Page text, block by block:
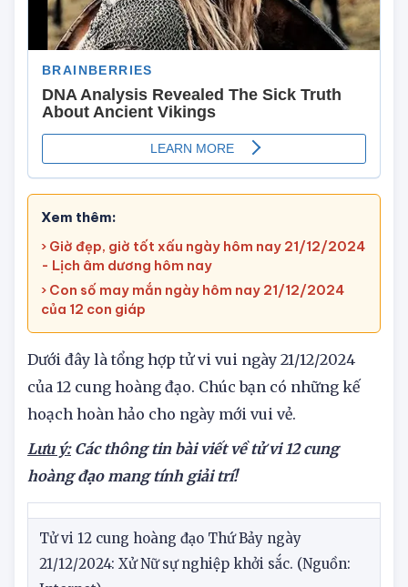
Xem thêm:
› Giờ đẹp, giờ tốt xấu ngày hôm nay 21/12/2024
- Lịch âm dương hôm nay
› Con số may mắn ngày hôm nay 21/12/2024
của 12 con giáp
Dưới đây là tổng hợp tử vi vui ngày 21/12/2024
của 12 cung hoàng đạo. Chúc bạn có những kế
hoạch hoàn hảo cho ngày mới vui vẻ.
Lưu ý:Các thông tin bài viết về tử vi 12 cung
hoàng đạo mang tính giải trí!
Tử vi 12 cung hoàng đạo Thứ Bảy ngày